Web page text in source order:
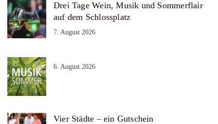
Drei Tage Wein, Musik und Sommerflair
auf dem Schlossplatz
7. August 2026
6. August 2026
Vier Städte – ein Gutschein